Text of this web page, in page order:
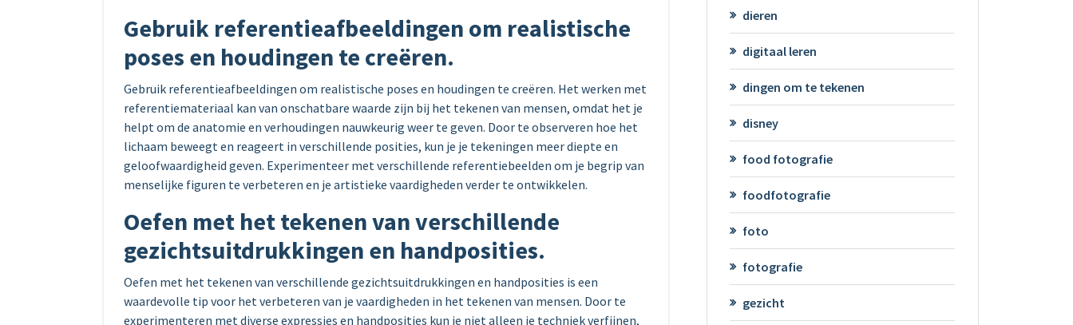
Gebruik referentieafbeeldingen om realistische
poses en houdingen te creëren.
Gebruik referentieafbeeldingen om realistische poses en houdingen te creëren. Het werken met
referentiemateriaal kan van onschatbare waarde zijn bij het tekenen van mensen, omdat het je
helpt om de anatomie en verhoudingen nauwkeurig weer te geven. Door te observeren hoe het
lichaam beweegt en reageert in verschillende posities, kun je je tekeningen meer diepte en
geloofwaardigheid geven. Experimenteer met verschillende referentiebeelden om je begrip van
menselijke figuren te verbeteren en je artistieke vaardigheden verder te ontwikkelen.
Oefen met het tekenen van verschillende
gezichtsuitdrukkingen en handposities.
Oefen met het tekenen van verschillende gezichtsuitdrukkingen en handposities is een
waardevolle tip voor het verbeteren van je vaardigheden in het tekenen van mensen. Door te
experimenteren met diverse expressies en handposities kun je niet alleen je techniek verfijnen,
dieren
digitaal leren
dingen om te tekenen
disney
food fotografie
foodfotografie
foto
fotografie
gezicht